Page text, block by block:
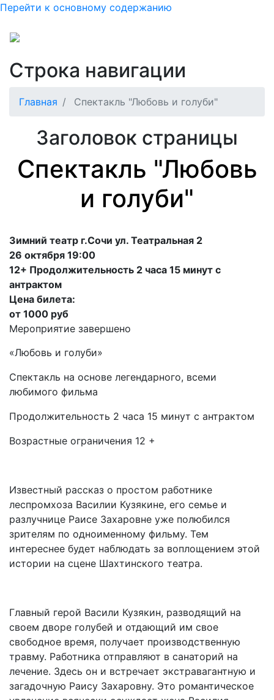
Перейти к основному содержанию
Строка навигации
Главная Спектакль "Любовь и голуби"
Заголовок страницы
Спектакль "Любовь
и голуби"
Зимний театр г.Сочи ул. Театральная 2
26 октября 19:00
12+ Продолжительность 2 часа 15 минут с
антрактом
Цена билета:
от 1000 руб
Мероприятие завершено
«Любовь и голуби»
Спектакль на основе легендарного, всеми
любимого фильма
Продолжительность 2 часа 15 минут с антрактом
Возрастные ограничения 12 +
Известный рассказ о простом работнике
леспромхоза Василии Кузякине, его семье и
разлучнице Раисе Захаровне уже полюбился
зрителям по одноименному фильму. Тем
интереснее будет наблюдать за воплощением этой
истории на сцене Шахтинского театра.
Главный герой Васили Кузякин, разводящий на
своем дворе голубей и отдающий им свое
свободное время, получает производственную
травму. Работника отправляют в санаторий на
лечение. Здесь он и встречает экстравагантную и
загадочную Раису Захаровну. Это романтическое